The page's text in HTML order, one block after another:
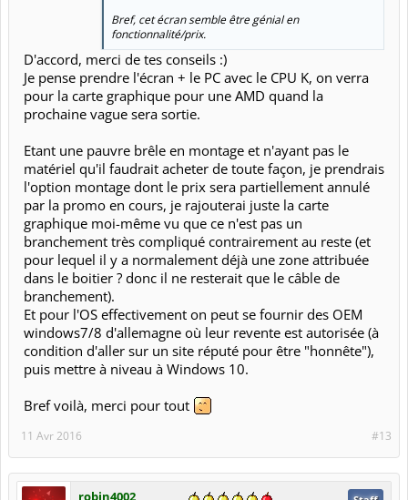
Bref, cet écran semble être génial en
fonctionnalité/prix.
D'accord, merci de tes conseils :)
Je pense prendre l'écran + le PC avec le CPU K, on verra
pour la carte graphique pour une AMD quand la
prochaine vague sera sortie.
Etant une pauvre brêle en montage et n'ayant pas le
matériel qu'il faudrait acheter de toute façon, je prendrais
l'option montage dont le prix sera partiellement annulé
par la promo en cours, je rajouterai juste la carte
graphique moi-même vu que ce n'est pas un
branchement très compliqué contrairement au reste (et
pour lequel il y a normalement déjà une zone attribuée
dans le boitier ? donc il ne resterait que le câble de
branchement).
Et pour l'OS effectivement on peut se fournir des OEM
windows7/8 d'allemagne où leur revente est autorisée (à
condition d'aller sur un site réputé pour être "honnête"),
puis mettre à niveau à Windows 10.
Bref voilà, merci pour tout
#13
11 Avr 2016
robin4002